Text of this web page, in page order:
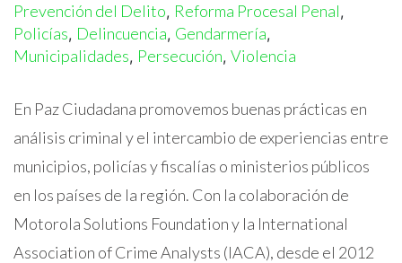
Prevención del Delito, Reforma Procesal Penal,
Policías, Delincuencia, Gendarmería,
Municipalidades, Persecución, Violencia
En Paz Ciudadana promovemos buenas prácticas en
análisis criminal y el intercambio de experiencias entre
municipios, policías y fiscalías o ministerios públicos
en los países de la región. Con la colaboración de
Motorola Solutions Foundation y la International
Association of Crime Analysts (IACA), desde el 2012